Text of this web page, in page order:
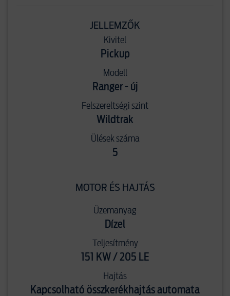
JELLEMZŐK
Kivitel
Pickup
Modell
Ranger - új
Felszereltségi szint
Wildtrak
Ülések száma
5
MOTOR ÉS HAJTÁS
Üzemanyag
Dízel
Teljesítmény
151 KW / 205 LE
Hajtás
Kapcsolható összkerékhajtás automata